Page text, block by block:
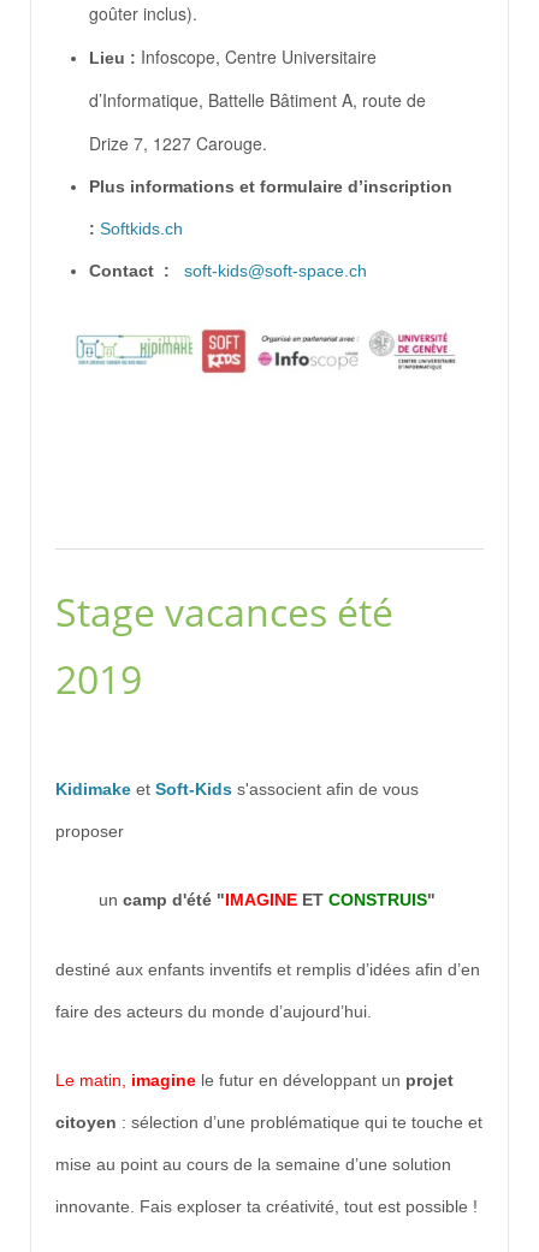
goûter inclus).
Lieu : Infoscope, Centre Universitaire
d’Informatique, Battelle Bâtiment A, route de
Drize 7, 1227 Carouge.
Plus informations et formulaire d’inscription
: Softkids.ch
Contact : soft-kids@soft-space.ch
Stage vacances été
2019
Kidimake et Soft-Kids s'associent afin de vous
proposer
un camp d'été "IMAGINE ET CONSTRUIS"
destiné aux enfants inventifs et remplis d’idées afin d’en
faire des acteurs du monde d’aujourd’hui.
Le matin, imagine le futur en développant un projet
citoyen : sélection d’une problématique qui te touche et
mise au point au cours de la semaine d’une solution
innovante. Fais exploser ta créativité, tout est possible !